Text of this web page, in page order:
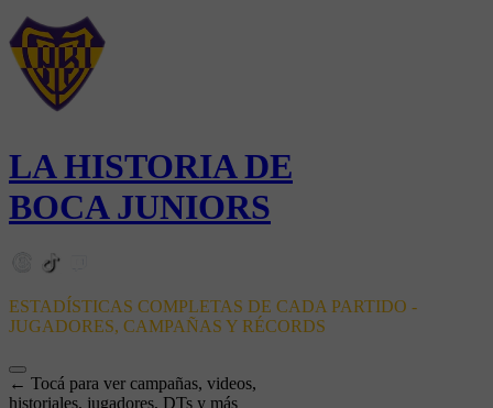
LA HISTORIA DE
BOCA JUNIORS
ESTADÍSTICAS COMPLETAS DE CADA PARTIDO -
JUGADORES, CAMPAÑAS Y RÉCORDS
← Tocá para ver campañas, videos,
historiales, jugadores, DTs y más